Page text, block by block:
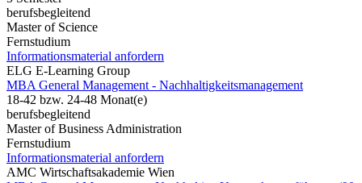
berufsbegleitend
Master of Science
Fernstudium
Informationsmaterial anfordern
ELG E-Learning Group
MBA General Management - Nachhaltigkeitsmanagement
18-42 bzw. 24-48 Monat(e)
berufsbegleitend
Master of Business Administration
Fernstudium
Informationsmaterial anfordern
AMC Wirtschaftsakademie Wien